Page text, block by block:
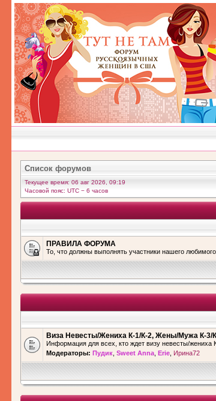
Список форумов
Текущее время: 06 авг 2026, 09:19
Часовой пояс: UTC − 6 часов
ПРАВИЛА ФОРУМА
То, что должны выполнять участники нашего
Виза Невесты/Жениха К-1/К-2, Жены/Мужа К-3/
Информация для всех, кто ждет визу невесты/жениха
Модераторы: Пудик Sweet Anna Erie Ирина72